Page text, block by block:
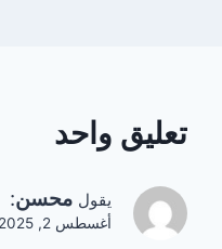
تعليق واحد
يقول محسن:
أغسطس 2, 2025 الساعة 8:34 ص